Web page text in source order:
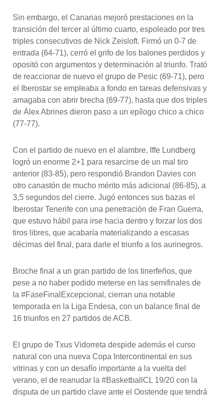
Sin embargo, el Canarias mejoró prestaciones en la
transición del tercer al último cuarto, espoleado por tres
triples consecutivos de Nick Zeisloft. Firmó un 0-7 de
entrada (64-71), cerró el grifo de los balones perdidos y
opositó con argumentos y determinación al triunfo. Trató
de reaccionar de nuevo el grupo de Pesic (69-71), pero
el Iberostar se empleaba a fondo en tareas defensivas y
amagaba con abrir brecha (69-77), hasta que dos triples
de Álex Abrines dieron paso a un epílogo chico a chico
(77-77).
Con el partido de nuevo en el alambre, Iffe Lundberg
logró un enorme 2+1 para resarcirse de un mal tiro
anterior (83-85), pero respondió Brandon Davies con
otro canastón de mucho mérito más adicional (86-85), a
3,5 segundos del cierre. Jugó entonces sus bazas el
Iberostar Tenerife con una penetración de Fran Guerra,
que estuvo hábil para irse hacia dentro y forzar los dos
tiros libres, que acabaría materializando a escasas
décimas del final, para darle el triunfo a los aurinegros.
Broche final a un gran partido de los tinerfeños, que
pese a no haber podido meterse en las semifinales de
la #FaseFinalExcepcional, cierran una notable
temporada en la Liga Endesa, con un balance final de
16 triunfos en 27 partidos de ACB.
El grupo de Txus Vidorreta despide además el curso
natural con una nueva Copa Intercontinental en sus
vitrinas y con un desafío importante a la vuelta del
verano, el de reanudar la #BasketballCL 19/20 con la
disputa de un partido clave ante el Oostende que tendrá